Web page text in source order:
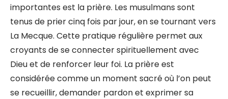
importantes est la prière. Les musulmans sont
tenus de prier cinq fois par jour, en se tournant vers
La Mecque. Cette pratique régulière permet aux
croyants de se connecter spirituellement avec
Dieu et de renforcer leur foi. La prière est
considérée comme un moment sacré où l’on peut
se recueillir, demander pardon et exprimer sa